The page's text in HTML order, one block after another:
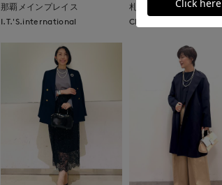
那覇メインプレイス
I.T.'S.international
札幌丸井今井SUPERIOR
CLOSET